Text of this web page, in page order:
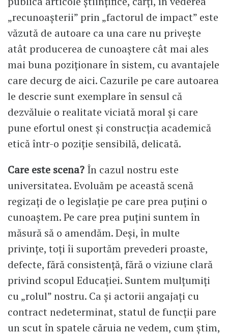
„recunoașterii” prin „factorul de impact” este
văzută de autoare ca una care nu privește
atât producerea de cunoaștere cât mai ales
mai buna poziționare în sistem, cu avantajele
care decurg de aici. Cazurile pe care autoarea
le descrie sunt exemplare în sensul că
dezvăluie o realitate viciată moral și care
pune efortul onest și construcția academică
etică într-o poziție sensibilă, delicată.
Care este scena? În cazul nostru este
universitatea. Evoluăm pe această scenă
regizați de o legislație pe care prea puțini o
cunoaștem. Pe care prea puțini suntem în
măsură să o amendăm. Deși, în multe
privințe, toți îi suportăm prevederi proaste,
defecte, fără consistență, fără o viziune clară
privind scopul Educației. Suntem mulțumiți
cu „rolul” nostru. Ca și actorii angajați cu
contract nedeterminat, statul de funcții pare
un scut în spatele căruia ne vedem, cum știm,